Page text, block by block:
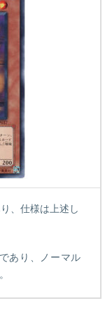
、仕様は上述し
あり、ノーマル